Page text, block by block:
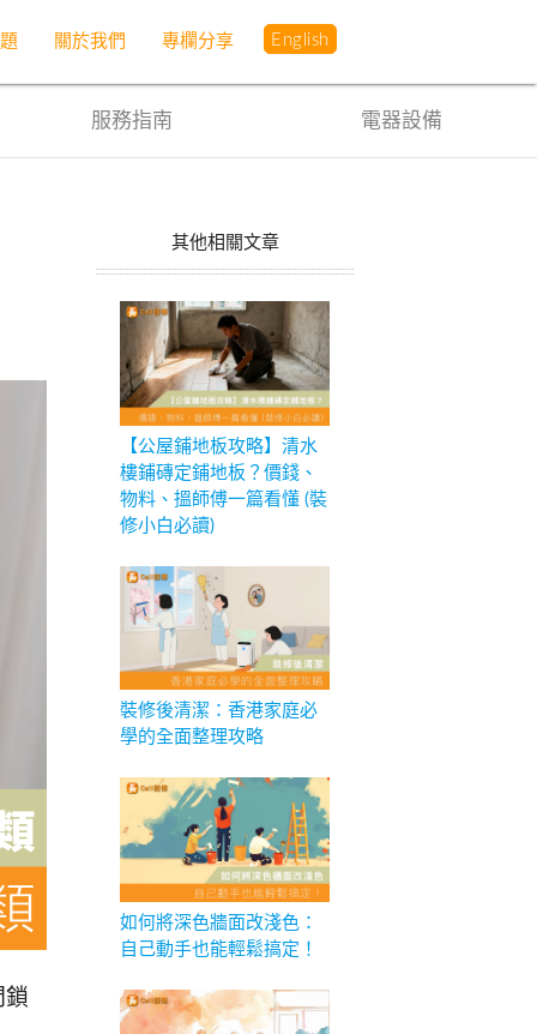
關於我們 專欄分享 English
服務指南 電器設備
鎖
其他相關文章
【公屋鋪地板攻略】清水
樓鋪磚定鋪地板？價錢、
物料、搵師傅一篇看懂 (裝
修小白必讀)
裝修後清潔：香港家庭必
學的全面整理攻略
如何將深色牆面改淺色：
自己動手也能輕鬆搞定！